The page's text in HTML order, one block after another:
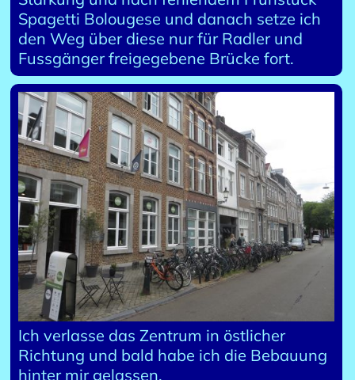
Spagetti Bolougese und danach setze ich
den Weg über diese nur für Radler und
Fussgänger freigegebene Brücke fort.
Ich verlasse das Zentrum in östlicher
Richtung und bald habe ich die Bebauung
hinter mir gelassen.